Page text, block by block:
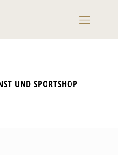
UND SPORTSHOP